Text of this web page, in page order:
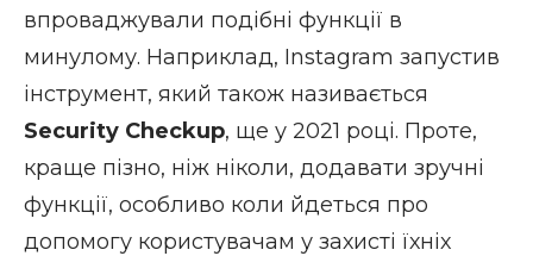
впроваджували подібні функції в
минулому. Наприклад, Instagram запустив
інструмент, який також називається
Security Checkup, ще у 2021 році. Проте,
краще пізно, ніж ніколи, додавати зручні
функції, особливо коли йдеться про
допомогу користувачам у захисті їхніх